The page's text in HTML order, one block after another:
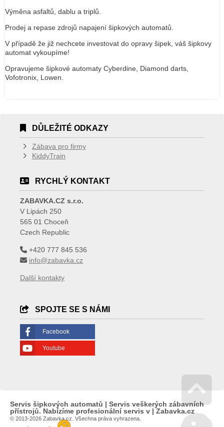
Výměna asfaltů, dablu a triplů.
Prodej a repase zdrojů napajení šipkových automatů.
V případě že již nechcete investovat do opravy šipek, váš šipkovy
automat vykoupíme!
Opravujeme šipkové automaty Cyberdine, Diamond darts,
Vofotronix, Lowen.
DŮLEŽITÉ ODKAZY
Zábava pro firmy
KiddyTrain
RYCHLÝ KONTAKT
ZABAVKA.CZ s.r.o.
V Lipách 250
565 01 Choceň
Czech Republic
+420 777 845 536
info@zabavka.cz
Další kontakty
SPOJTE SE S NÁMI
Facebook
Youtube
Servis šipkových automatů | Servis veškerých zábavních
přístrojů. Nabízíme profesionální servis v | Zabavka.cz
© 2013-2026 Zabavka.cz. Všechna práva vyhrazena. Go